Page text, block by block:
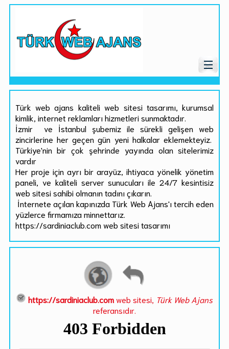
Türk web ajans kaliteli web sitesi tasarımı, kurumsal
kimlik, internet reklamları hizmetleri sunmaktadır.
İzmir ve İstanbul şubemiz ile sürekli gelişen web
zincirlerine her geçen gün yeni halkalar eklemekteyiz.
Türkiye'nin bir çok şehrinde yayında olan sitelerimiz
vardır
Her proje için ayrı bir arayüz, ihtiyaca yönelik yönetim
paneli, ve kaliteli server sunucuları ile 24/7 kesintisiz
web sitesi sahibi olmanın tadını çıkarın.
İnternete açılan kapınızda Türk Web Ajans'ı tercih eden
yüzlerce firmamıza minnettarız.
https://sardiniaclub.com web sitesi tasarımı
https://sardiniaclub.comweb sitesi, Türk Web Ajans
referansıdır.